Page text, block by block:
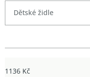
Dětské židle
1136 Kč